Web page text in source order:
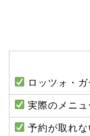
ロッツォ・
実際のメニ
予約が取れ